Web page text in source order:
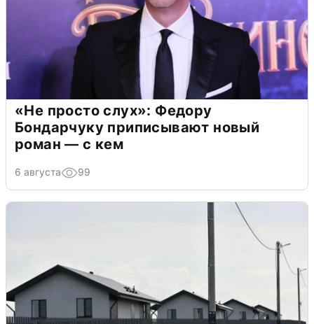
«Не просто слух»: Федору
Бондарчуку приписывают новый
роман — с кем
6 августа 99